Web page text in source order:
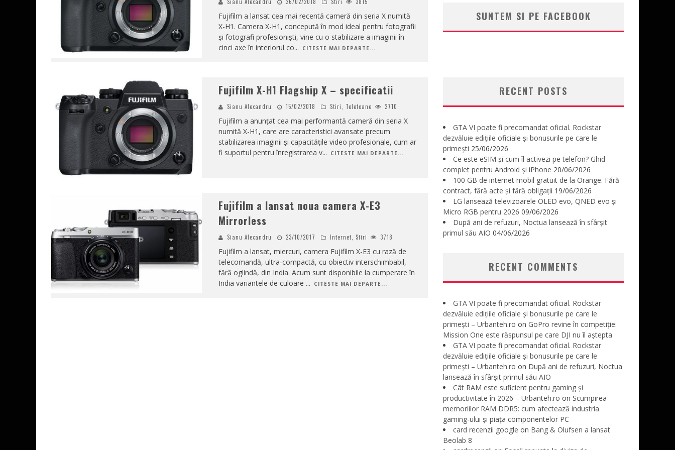
Fujifilm a lansat cea mai recentă cameră din seria X numită
X-H1. Camera X-H1, concepută în mod ideal pentru fotografii
și fotografi profesioniști, vine cu o stabilizare a imaginii în
cinci axe în interiorul co... CITESTE MAI DEPARTE...
Fujifilm X-H1 Flagship X – specificatii
Sianu Alexandru 15/02/2018 Stiri Telefoane 2710
Fujifilm a anunțat cea mai performantă cameră din seria X
numită X-H1, care are caracteristici avansate precum
stabilizarea imaginii și capacitățile video profesionale, cum ar
fi suportul pentru înregistrarea v... CITESTE MAI DEPARTE...
Fujifilm a lansat noua camera X-E3
Mirrorless
Sianu Alexandru 23/10/2017 Internet Stiri 3718
Fujifilm a lansat, miercuri, camera Fujifilm X-E3 cu rază de
telecomandă, ultra-compactă, cu obiectiv interschimbabil,
fără oglindă, din India. Acum sunt disponibile la cumperare în
India variantele de culoare ... CITESTE MAI DEPARTE...
SUNTEM SI PE FACEBOOK
RECENT POSTS
GTA VI poate fi precomandat oficial. Rockstar
dezvăluie edițiile oficiale și bonusurile pe care le
primești 25/06/2026
Ce este eSIM și cum îl activezi pe telefon? Ghid
complet pentru Android și iPhone 20/06/2026
100 GB de internet mobil gratuit de la Orange. Fără
contract, fără acte și fără obligații 19/06/2026
LG lansează televizoarele OLED evo, QNED evo și
Micro RGB pentru 2026 09/06/2026
După ani de refuzuri, Noctua lansează în sfârșit
primul său AIO 04/06/2026
RECENT COMMENTS
GTA VI poate fi precomandat oficial. Rockstar
dezvăluie edițiile oficiale și bonusurile pe care le
primești – Urbanteh.ro on GoPro revine în competiție:
Mission One este răspunsul pe care DJI nu îl aștepta
GTA VI poate fi precomandat oficial. Rockstar
dezvăluie edițiile oficiale și bonusurile pe care le
primești – Urbanteh.ro on După ani de refuzuri, Noctua
lansează în sfârșit primul său AIO
Cât RAM este suficient pentru gaming și
productivitate în 2026 – Urbanteh.ro on Scumpirea
memoriilor RAM DDR5: cum afectează industria
gaming-ului și piața componentelor PC
card recenzii google on Bang & Olufsen a lansat
Beolab 8